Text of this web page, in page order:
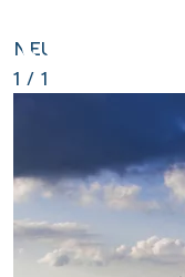
Offres
NEU
1 / 1